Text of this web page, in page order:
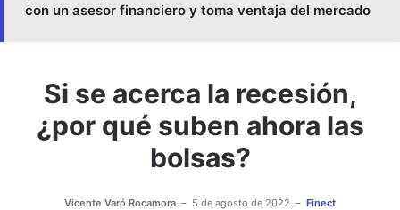
con un asesor financiero y toma ventaja del mercado
Si se acerca la recesión,
¿por qué suben ahora las
bolsas?
Vicente Varó Rocamora 5 de agosto de 2022 Finect